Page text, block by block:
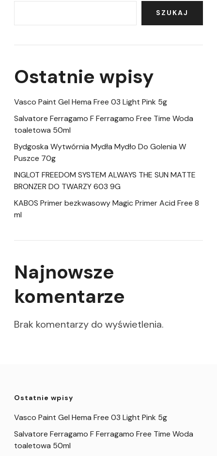
SZUKAJ
Ostatnie wpisy
Vasco Paint Gel Hema Free 03 Light Pink 5g
Salvatore Ferragamo F Ferragamo Free Time Woda
toaletowa 50ml
Bydgoska Wytwórnia Mydła Mydło Do Golenia W
Puszce 70g
INGLOT FREEDOM SYSTEM ALWAYS THE SUN MATTE
BRONZER DO TWARZY 603 9G
KABOS Primer bezkwasowy Magic Primer Acid Free 8
ml
Najnowsze
komentarze
Brak komentarzy do wyświetlenia.
Ostatnie wpisy
Vasco Paint Gel Hema Free 03 Light Pink 5g
Salvatore Ferragamo F Ferragamo Free Time Woda
toaletowa 50ml